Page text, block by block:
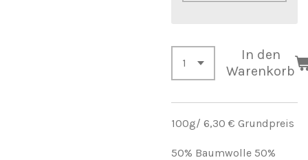
In den
Warenkorb
100g/ 6,30 € Grundpreis
50% Baumwolle 50%